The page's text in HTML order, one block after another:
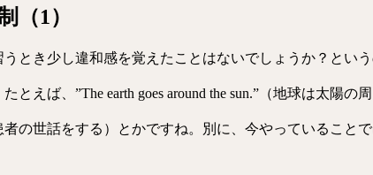
（1）
うとき少し違和感を覚えたことはないでしょうか？とい
とえば、”The earth goes around the sun.”（地球は太陽の
者の世話をする）とかですね。別に、今やっていることで